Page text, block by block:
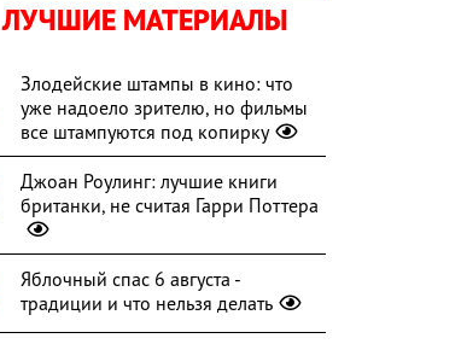
ЛУЧШИЕ МАТЕРИАЛЫ
Злодейские штампы в кино: что
уже надоело зрителю, но фильмы
все штампуются под копирку
Джоан Роулинг: лучшие книги
британки, не считая Гарри Поттера
Яблочный спас 6 августа -
традиции и что нельзя делать